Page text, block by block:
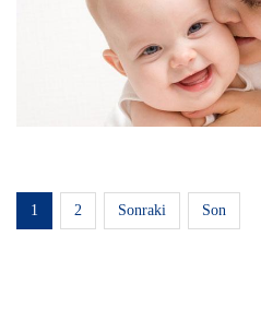
1 2 Sonraki Son